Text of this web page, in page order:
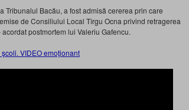
Tribunalul Bacău, a fost admisă cererea prin care
de Consiliului Local Tîrgu Ocna privind retragerea
postmortem lui Valeriu Gafencu.
VIDEO emoţionant